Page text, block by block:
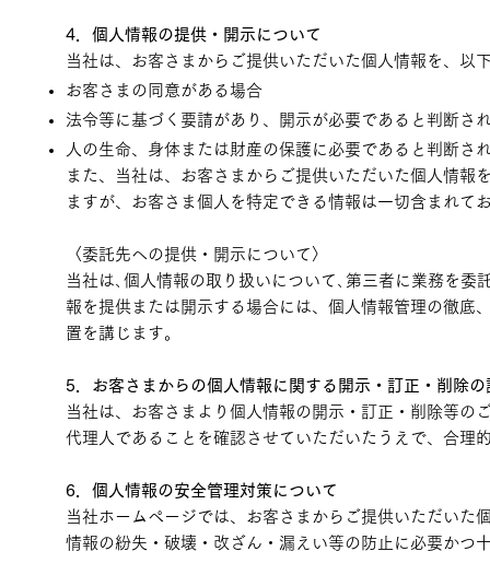
4．個人情報の提供・開示について
当社は、お客さまからご提供いただいた個人情報を、以
お客さまの同意がある場合
法令等に基づく要請があり、開示が必要であると判断さ
人の生命、身体または財産の保護に必要であると判断さ
また、当社は、お客さまからご提供いただいた個人情報
ますが、お客さま個人を特定できる情報は一切含まれて
〈委託先への提供・開示について〉
当社は､個人情報の取り扱いについて､第三者に業務を
報を提供または開示する場合には、個人情報管理の徹底
置を講じます。
5．お客さまからの個人情報に関する開示・訂正・削除
当社は、お客さまより個人情報の開示・訂正・削除等の
代理人であることを確認させていただいたうえで、合理
6．個人情報の安全管理対策について
当社ホームページでは、お客さまからご提供いただいた
情報の紛失・破壊・改ざん・漏えい等の防止に必要かつ